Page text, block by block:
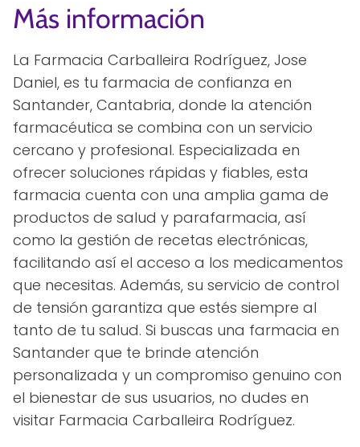
Más información
La Farmacia Carballeira Rodríguez, Jose
Daniel, es tu farmacia de confianza en
Santander, Cantabria, donde la atención
farmacéutica se combina con un servicio
cercano y profesional. Especializada en
ofrecer soluciones rápidas y fiables, esta
farmacia cuenta con una amplia gama de
productos de salud y parafarmacia, así
como la gestión de recetas electrónicas,
facilitando así el acceso a los medicamentos
que necesitas. Además, su servicio de control
de tensión garantiza que estés siempre al
tanto de tu salud. Si buscas una farmacia en
Santander que te brinde atención
personalizada y un compromiso genuino con
el bienestar de sus usuarios, no dudes en
visitar Farmacia Carballeira Rodríguez.